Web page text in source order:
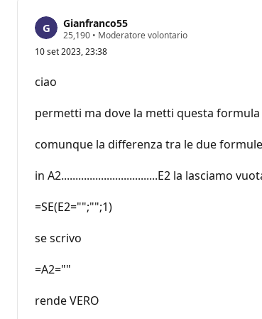
Gianfranco55
25,190 P
n
r
e
u
t
i
n
• Moderatore volontario
10 set 2023, 23:38
ciao
permetti ma dove la metti questa formula
comunque la differenza tra le due formule
in A2..................................E2 la lasciamo
=SE(E2="";"";1)
se scrivo
=A2=""
rende VERO